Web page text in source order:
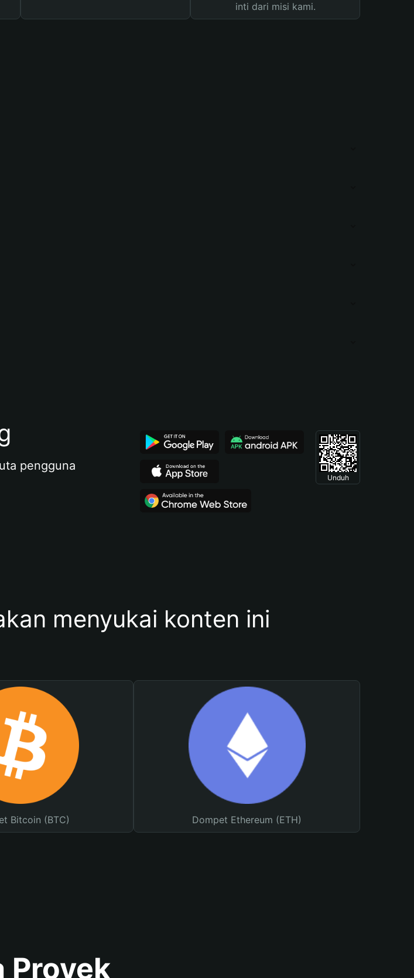
inti dari misi kami.
pengguna
Unduh
menyukai konten ini
Bitcoin (BTC) Dompet Ethereum (ETH)
Proyek